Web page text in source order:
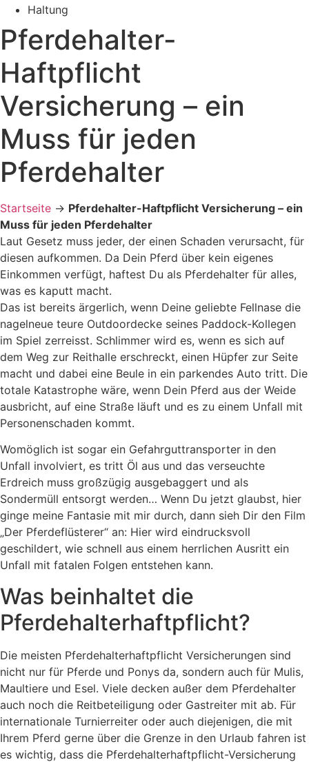
Haltung
Pferdehalter-
Haftpflicht
Versicherung – ein
Muss für jeden
Pferdehalter
Startseite -> Pferdehalter-Haftpflicht Versicherung – ein
Muss für jeden Pferdehalter
Laut Gesetz muss jeder, der einen Schaden verursacht, für
diesen aufkommen. Da Dein Pferd über kein eigenes
Einkommen verfügt, haftest Du als Pferdehalter für alles,
was es kaputt macht.
Das ist bereits ärgerlich, wenn Deine geliebte Fellnase die
nagelneue teure Outdoordecke seines Paddock-Kollegen
im Spiel zerreisst. Schlimmer wird es, wenn es sich auf
dem Weg zur Reithalle erschreckt, einen Hüpfer zur Seite
macht und dabei eine Beule in ein parkendes Auto tritt. Die
totale Katastrophe wäre, wenn Dein Pferd aus der Weide
ausbricht, auf eine Straße läuft und es zu einem Unfall mit
Personenschaden kommt.
Womöglich ist sogar ein Gefahrguttransporter in den
Unfall involviert, es tritt Öl aus und das verseuchte
Erdreich muss großzügig ausgebaggert und als
Sondermüll entsorgt werden… Wenn Du jetzt glaubst, hier
ginge meine Fantasie mit mir durch, dann sieh Dir den Film
„Der Pferdeflüsterer“ an: Hier wird eindrucksvoll
geschildert, wie schnell aus einem herrlichen Ausritt ein
Unfall mit fatalen Folgen entstehen kann.
Was beinhaltet die
Pferdehalterhaftpflicht?
Die meisten Pferdehalterhaftpflicht Versicherungen sind
nicht nur für Pferde und Ponys da, sondern auch für Mulis,
Maultiere und Esel. Viele decken außer dem Pferdehalter
auch noch die Reitbeteiligung oder Gastreiter mit ab. Für
internationale Turnierreiter oder auch diejenigen, die mit
Ihrem Pferd gerne über die Grenze in den Urlaub fahren ist
es wichtig, dass die Pferdehalterhaftpflicht-Versicherung